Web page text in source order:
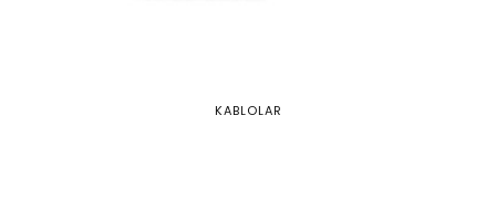
KABLOLAR